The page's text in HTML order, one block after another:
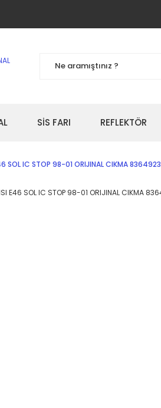
SİS FARI REFLEKTÖR
SOL IC STOP 98-01 ORIJINAL CIKMA 8364923